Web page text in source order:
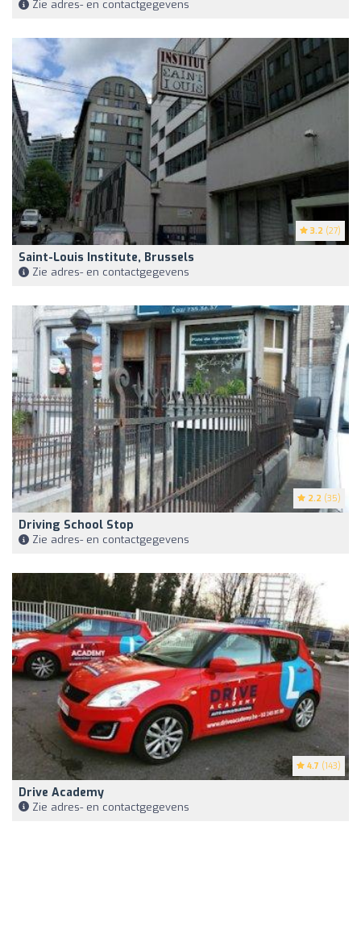
Zie adres- en contactgegevens
3.2 (27)
Saint-Louis Institute, Brussels
Zie adres- en contactgegevens
2.2 (35)
Driving School Stop
Zie adres- en contactgegevens
4.7 (143)
Drive Academy
Zie adres- en contactgegevens